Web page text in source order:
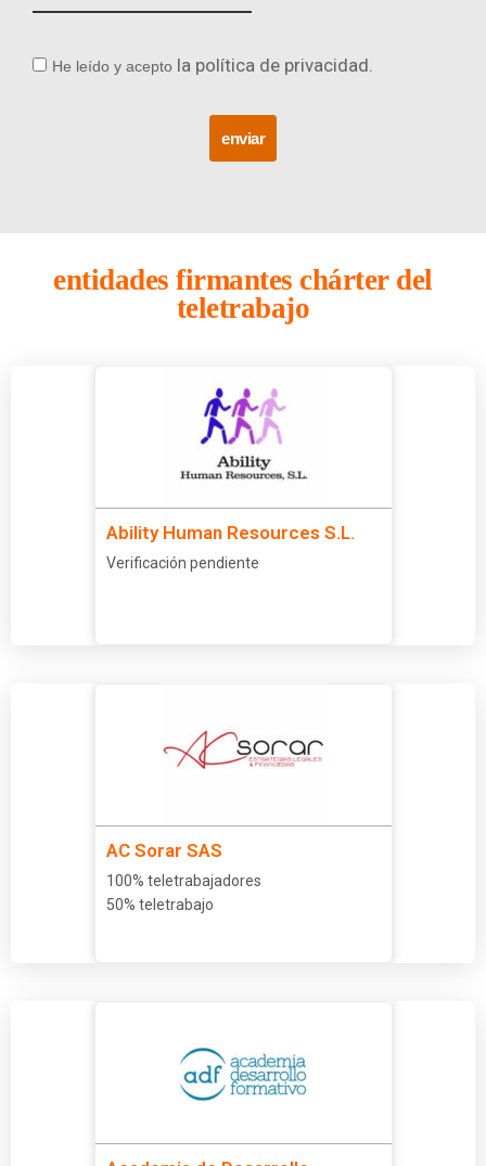
He leído y acepto la política de privacidad.
entidades firmantes chárter del
teletrabajo
Ability Human Resources S.L.
Verificación pendiente
AC Sorar SAS
100% teletrabajadores
50% teletrabajo